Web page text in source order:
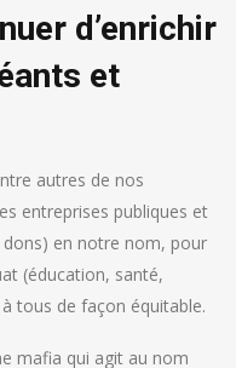
d’enrichir
et
autres de nos
entreprises publiques et
dons) en notre nom, pour
(éducation, santé,
tous de façon équitable.
mafia qui agit au nom